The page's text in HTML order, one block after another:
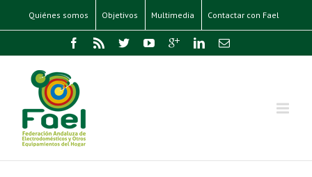
Quiénes somos Objetivos Multimedia Contactar con Fael